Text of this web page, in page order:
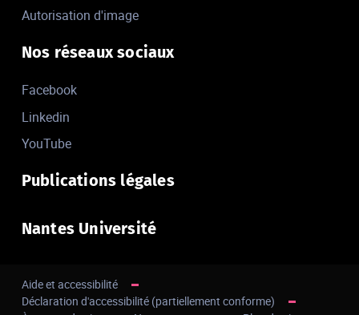
Autorisation d'image
Nos réseaux sociaux
Facebook
Linkedin
YouTube
Publications légales
Nantes Université
Aide et accessibilité
Déclaration d'accessibilité (partiellement conforme)